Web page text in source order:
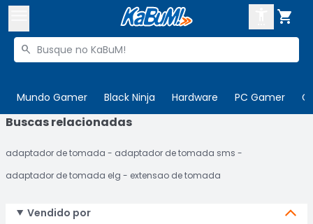

Buscar produtos

Mundo Gamer Black Ninja Hardware PC Gamer

 Departamentos ENTRE
CADASTRE-SE
Buscas relacionadas
adaptador de tomada
adaptador de tomada sms
adaptador de tomada elg
extensao de tomada
Vendido por